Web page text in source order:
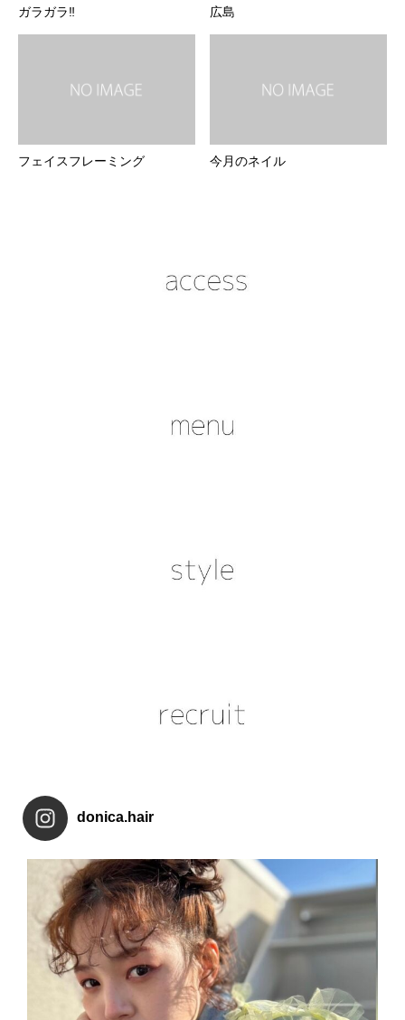
ガラガラ‼️ 広島
フェイスフレーミング 今月のネイル
donica.hair